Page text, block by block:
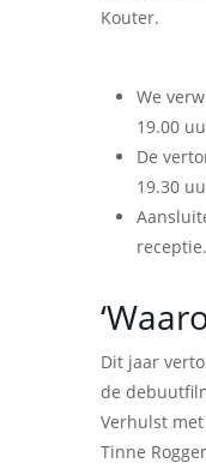
Kouter.
We
19.00
De
19.30
receptie.
Dit jaar
de
Verhulst
Tinne